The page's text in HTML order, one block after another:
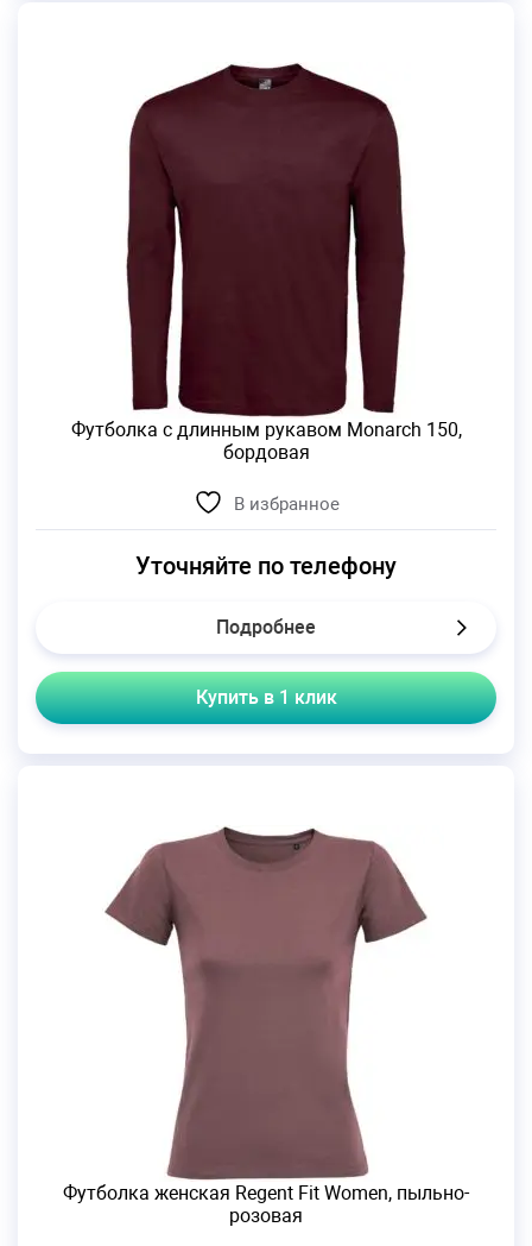
Футболка с длинным рукавом Monarch 150,
бордовая
В избранное
Уточняйте по телефону
Подробнее
Купить в 1 клик
Футболка женская Regent Fit Women, пыльно-
розовая